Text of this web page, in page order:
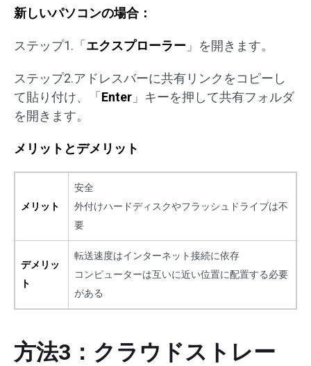
新しいパソコンの場合：
ステップ1.「エクスプローラー 」を開きます。
ステップ2.アドレスバーに共有リンクをコピーし
て貼り付け、「Enter 」キーを押して共有フォルダ
を開きます。
メリットとデメリット
メリット
安全
外付けハードディスクやフラッシュドライブは不
要
デメリッ
ト
転送速度はインターネット接続に依存
コンピューターは互いに近い位置に配置する必要
がある
方法3：クラウドストレー